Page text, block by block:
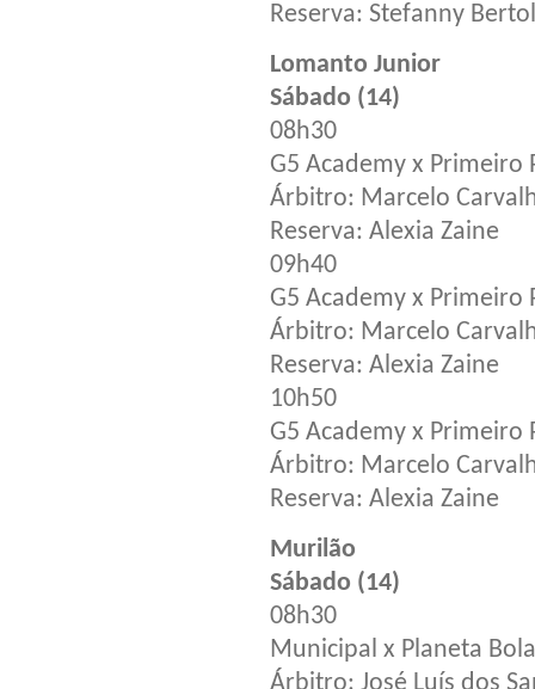
Reserva: Stefanny
Lomanto Junior
Sábado (14)
08h30
G5 Academy x Primeiro
Árbitro: Marcelo
Reserva: Alexia Zaine
09h40
G5 Academy x Primeiro
Árbitro: Marcelo
Reserva: Alexia Zaine
10h50
G5 Academy x Primeiro
Árbitro: Marcelo
Reserva: Alexia Zaine
Murilão
Sábado (14)
08h30
Municipal x Planeta